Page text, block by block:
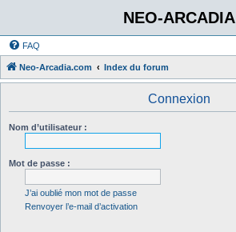
NEO-ARCADIA
FAQ
Neo-Arcadia.com Index du forum
Connexion
Nom d’utilisateur :
Mot de passe :
J’ai oublié mon mot de passe
Renvoyer l’e-mail d’activation